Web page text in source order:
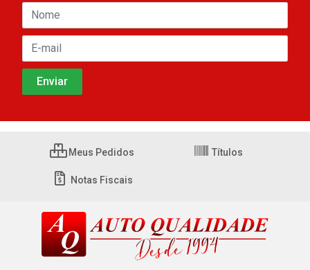
Meus Pedidos Títulos
Notas Fiscais